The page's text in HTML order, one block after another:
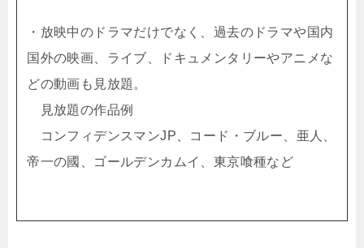
・放映中のドラマだけでなく、過去のドラマや国内
国外の映画、ライブ、ドキュメンタリーやアニメな
どの動画も見放題。
見放題の作品例
コンフィデンスマンJP、コード・ブルー、亜人、
帝一の國、ゴールデンカムイ、東京喰種など